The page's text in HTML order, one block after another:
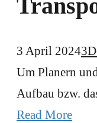
3 April 2024
Um Planern
Aufbau bzw.
Read More